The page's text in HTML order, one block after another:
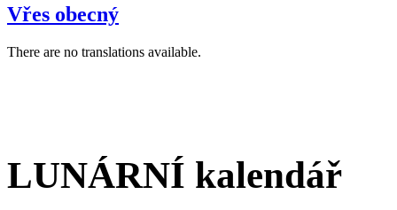
Vřes obecný
There are no translations available.
LUNÁRNÍ kalendář